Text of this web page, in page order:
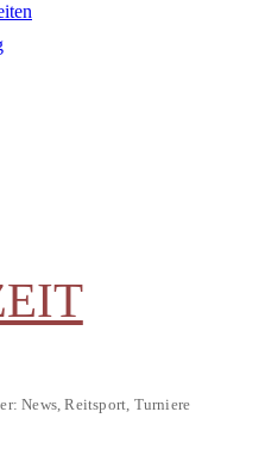
News, Reitsport, Turniere